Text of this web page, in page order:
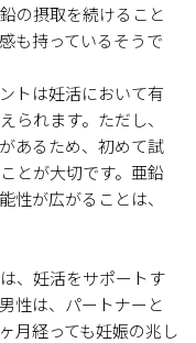
の摂取を続けること
も持っているそうで
トは妊活において有
られます。ただし、
あるため、初めて試
とが大切です。亜鉛
性が広がることは、
、妊活をサポートす
性は、パートナーと
月経っても妊娠の兆し